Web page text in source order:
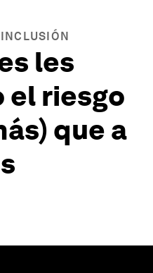
les
el riesgo
que a